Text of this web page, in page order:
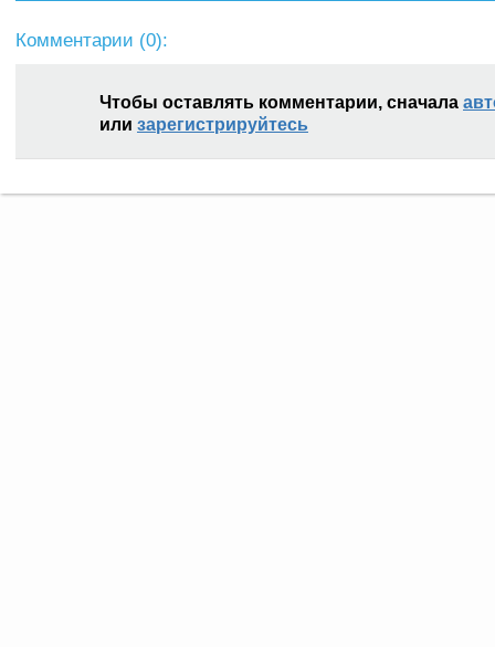
Комментарии (0):
Чтобы оставлять комментарии, сначала
или зарегистрируйтесь